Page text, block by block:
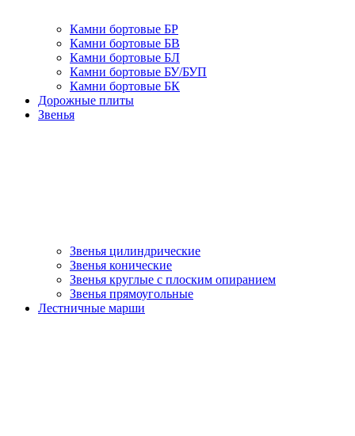
Камни бортовые БР
Камни бортовые БВ
Камни бортовые БЛ
Камни бортовые БУ/БУП
Камни бортовые БК
Дорожные плиты
Звенья
Звенья цилиндрические
Звенья конические
Звенья круглые с плоским опиранием
Звенья прямоугольные
Лестничные марши